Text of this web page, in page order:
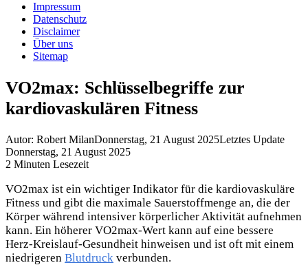
Impressum
Datenschutz
Disclaimer
Über uns
Sitemap
VO2max: Schlüsselbegriffe zur
kardiovaskulären Fitness
Autor: Robert MilanDonnerstag, 21 August 2025Letztes Update
Donnerstag, 21 August 2025
2 Minuten Lesezeit
VO2max ist ein wichtiger Indikator für die kardiovaskuläre
Fitness und gibt die maximale Sauerstoffmenge an, die der
Körper während intensiver körperlicher Aktivität aufnehmen
kann. Ein höherer VO2max-Wert kann auf eine bessere
Herz-Kreislauf-Gesundheit hinweisen und ist oft mit einem
niedrigeren Blutdruck verbunden.